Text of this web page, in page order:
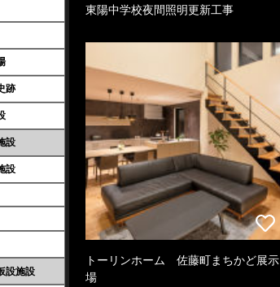
跡
設
設
設施設
東陽中学校夜間照明更新工事
トーリンホーム 佐藤町まちかど展示
場